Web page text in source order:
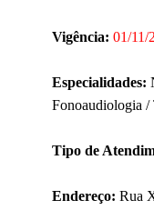
Vigência: 01/11/
Especialidades:
Fonoaudiologia /
Tipo de
Endereço: Rua